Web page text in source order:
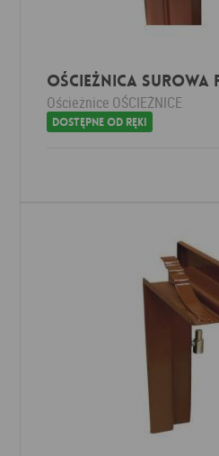
Ościeżnica SUROWA
Ościeżnice OŚCIEŻNICE
Dostępne od ręki